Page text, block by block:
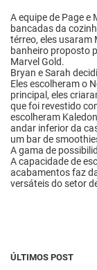
A equipe de Page
bancadas da
térreo, eles usaram
banheiro proposto
Marvel Gold.
Bryan e Sarah
Eles escolheram o
principal, eles
que foi revestido
escolheram
andar inferior da
um bar de
A gama de
A capacidade de
acabamentos faz
versáteis do setor
ÚLTIMOS POST